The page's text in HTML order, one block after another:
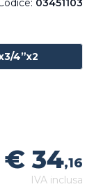
03451103
4”x2
€ 34,16
IVA inclusa